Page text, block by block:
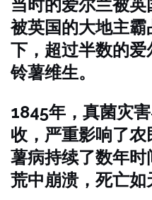
当时的爱尔兰被
被英国的大地主
下，超过半数的
铃薯维生。
1845年，真菌灾
收，严重影响了
薯病持续了数年
荒中崩溃，死亡如